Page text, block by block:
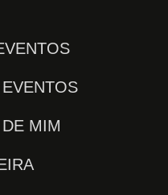
EVENTOS
DE MIM